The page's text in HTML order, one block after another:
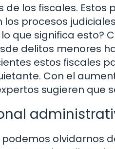
de los fiscales.
los procesos
que significa esto?
delitos menores
estos fiscales
Con el
sugieren que
podemos olvidarnos